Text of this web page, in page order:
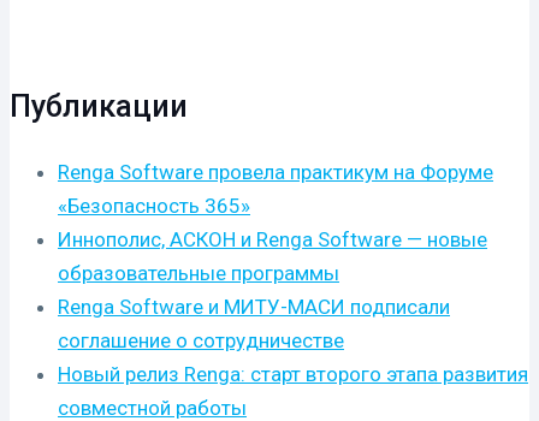
Публикации
Renga Software провела практикум на Форуме
«Безопасность 365»
Иннополис, АСКОН и Renga Software — новые
образовательные программы
Renga Software и МИТУ-МАСИ подписали
соглашение о сотрудничестве
Новый релиз Renga: старт второго этапа развития
совместной работы